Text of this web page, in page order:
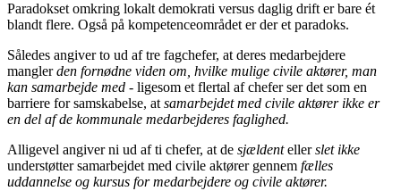
Paradokset omkring lokalt demokrati versus daglig drift er bare ét
blandt flere. Også på kompetenceområdet er der et paradoks.
Således angiver to ud af tre fagchefer, at deres medarbejdere
manglerden fornødne viden om, hvilke mulige civile aktører, man
kan samarbejde med - ligesom et flertal af chefer ser det som en
barriere for samskabelse, at samarbejdet med civile aktører ikke er
en del af de kommunale medarbejderes faglighed.
Alligevel angiver ni ud af ti chefer, at de sjældentellerslet ikke
understøtter samarbejdet med civile aktører gennem fælles
uddannelse og kursus for medarbejdere og civile aktører.